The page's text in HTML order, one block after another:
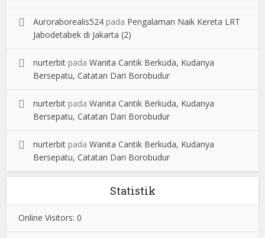
Auroraborealis524 pada Pengalaman Naik Kereta LRT
Jabodetabek di Jakarta (2)
nurterbit padaWanita Cantik Berkuda, Kudanya
Bersepatu, Catatan Dari Borobudur
nurterbit padaWanita Cantik Berkuda, Kudanya
Bersepatu, Catatan Dari Borobudur
nurterbit padaWanita Cantik Berkuda, Kudanya
Bersepatu, Catatan Dari Borobudur
Statistik
Online Visitors:0